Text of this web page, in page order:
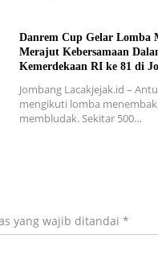
Danrem Cup Gelar Lomba
Merajut Kebersamaan
Kemerdekaan RI ke 81 di
Jombang Lacakjejak.id –
mengikuti lomba
membludak. Sekitar 500…
yang wajib ditandai *